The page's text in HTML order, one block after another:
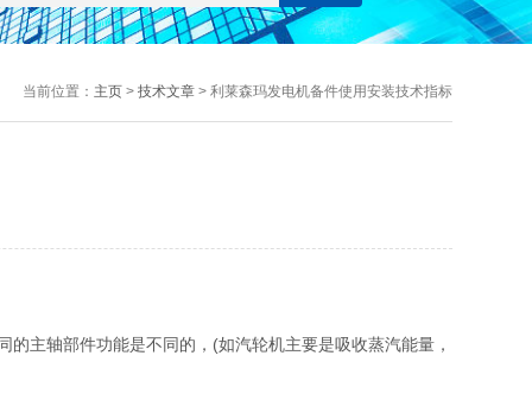
当前位置： 主页> 技术文章> 利莱森玛发电机备件使用安装技术指标
主轴部件功能是不同的，(如汽轮机主要是吸收蒸汽能量，